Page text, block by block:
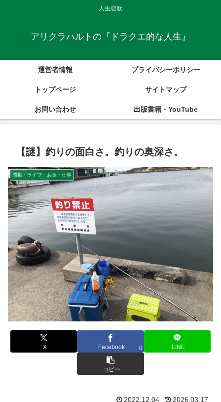
人生恋歌
アリクラハルトの『ドラクエ的な人生』
運営者情報 プライバシーポリシー
トップページ サイトマップ
お問い合わせ 出版書籍・YouTube
【謎】釣りの面白さ。釣りの奥深さ。
感動・ライフ・お金・仕事
X Facebook 0 LINE
コピー
2022.12.04 2026.03.17